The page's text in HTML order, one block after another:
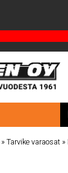
»Tarvike varaosat »